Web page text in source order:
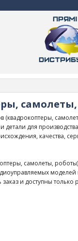
(квадрокоптеры,
детали для
качества,
самолеты,
и доступны